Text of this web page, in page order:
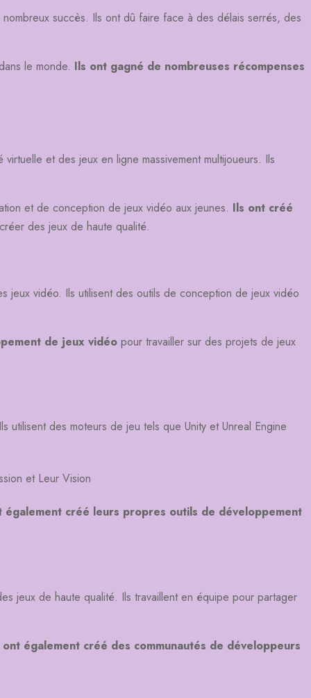
succès. Ils ont dû faire face à des délais serrés, des
le monde. Ils ont gagné de nombreuses récompenses
et des jeux en ligne massivement multijoueurs. Ils
et de conception de jeux vidéo aux jeunes. Ils ont créé
des jeux de haute qualité.
jeux vidéo. Ils utilisent des outils de conception de jeux vidéo
de jeux vidéo pour travailler sur des projets de jeux
des moteurs de jeu tels que Unity et Unreal Engine
également créé leurs propres outils de développement
jeux de haute qualité. Ils travaillent en équipe pour partager
ont également créé des communautés de développeurs